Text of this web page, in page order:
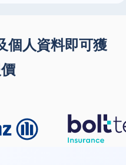
個人資料即可獲